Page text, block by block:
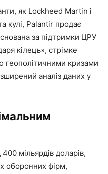
як Lockheed Martin і
кулі, Palantir продає
за підтримки ЦРУ
кілець», стрімке
геополітичними кризами
аналіз даних у
мільярдів доларів,
оборонних фірм,